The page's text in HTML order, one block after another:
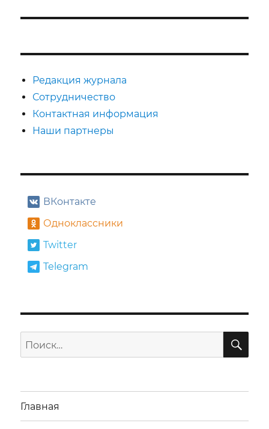
Редакция журнала
Сотрудничество
Контактная информация
Наши партнеры
ВКонтакте
Одноклассники
Twitter
Telegram
Искать:
Главная